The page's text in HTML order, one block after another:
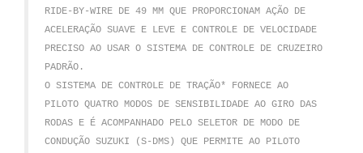
RIDE-BY-WIRE DE 49 MM QUE PROPORCIONAM AÇÃO DE
ACELERAÇÃO SUAVE E LEVE E CONTROLE DE VELOCIDADE
PRECISO AO USAR O SISTEMA DE CONTROLE DE CRUZEIRO
PADRÃO.
O SISTEMA DE CONTROLE DE TRAÇÃO* FORNECE AO
PILOTO QUATRO MODOS DE SENSIBILIDADE AO GIRO DAS
RODAS E É ACOMPANHADO PELO SELETOR DE MODO DE
CONDUÇÃO SUZUKI (S-DMS) QUE PERMITE AO PILOTO